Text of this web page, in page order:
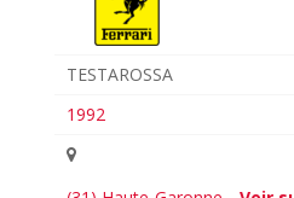
TESTAROSSA
1992